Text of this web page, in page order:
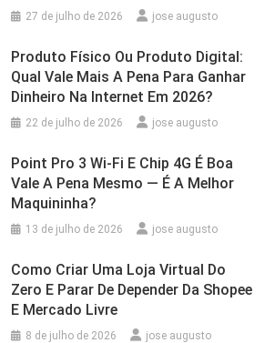
27 de julho de 2026 jose augusto
Produto Físico Ou Produto Digital:
Qual Vale Mais A Pena Para Ganhar
Dinheiro Na Internet Em 2026?
22 de julho de 2026 jose augusto
Point Pro 3 Wi‑Fi E Chip 4G É Boa
Vale A Pena Mesmo — É A Melhor
Maquininha?
13 de julho de 2026 jose augusto
Como Criar Uma Loja Virtual Do
Zero E Parar De Depender Da Shopee
E Mercado Livre
8 de julho de 2026 jose augusto